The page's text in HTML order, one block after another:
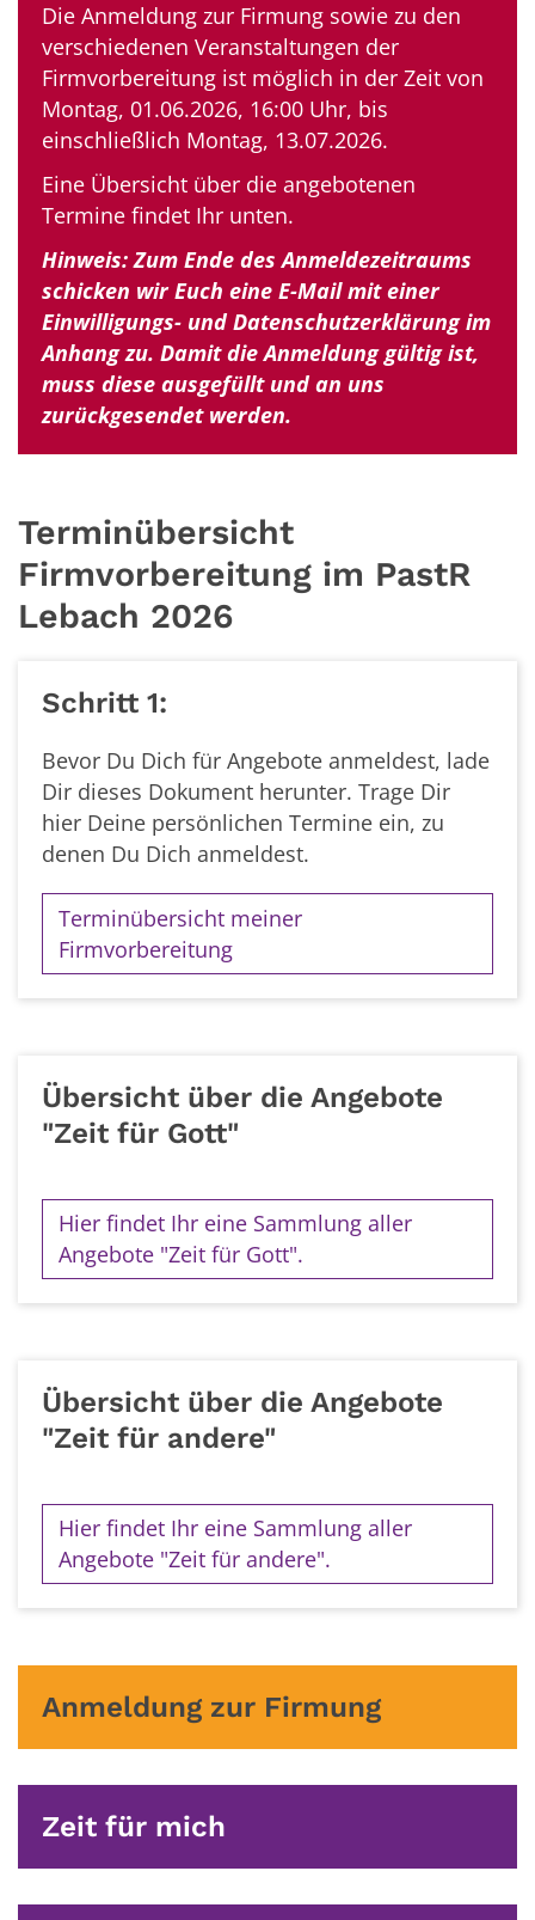
Die Anmeldung zur Firmung sowie zu den
verschiedenen Veranstaltungen der
Firmvorbereitung ist möglich in der Zeit von
Montag, 01.06.2026, 16:00 Uhr, bis
einschließlich Montag, 13.07.2026.
Eine Übersicht über die angebotenen
Termine findet Ihr unten.
Hinweis: Zum Ende des Anmeldezeitraums
schicken wir Euch eine E-Mail mit einer
Einwilligungs- und Datenschutzerklärung im
Anhang zu. Damit die Anmeldung gültig ist,
muss diese ausgefüllt und an uns
zurückgesendet werden.
Terminübersicht
Firmvorbereitung im PastR
Lebach 2026
Schritt 1:
Bevor Du Dich für Angebote anmeldest, lade
Dir dieses Dokument herunter. Trage Dir
hier Deine persönlichen Termine ein, zu
denen Du Dich anmeldest.
Terminübersicht meiner
Firmvorbereitung
Übersicht über die Angebote
"Zeit für Gott"
Hier findet Ihr eine Sammlung aller
Angebote "Zeit für Gott".
Übersicht über die Angebote
"Zeit für andere"
Hier findet Ihr eine Sammlung aller
Angebote "Zeit für andere".
Anmeldung zur Firmung
Zeit für mich